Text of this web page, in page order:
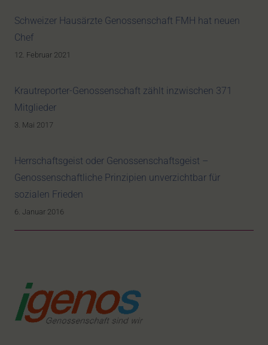
Schweizer Hausärzte Genossenschaft FMH hat neuen
Chef
12. Februar 2021
Krautreporter-Genossenschaft zählt inzwischen 371
Mitglieder
3. Mai 2017
Herrschaftsgeist oder Genossenschaftsgeist –
Genossenschaftliche Prinzipien unverzichtbar für
sozialen Frieden
6. Januar 2016